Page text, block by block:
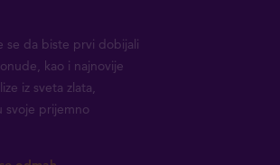
se da biste prvi dobijali
kao i najnovije
iz sveta zlata,
svoje prijemno